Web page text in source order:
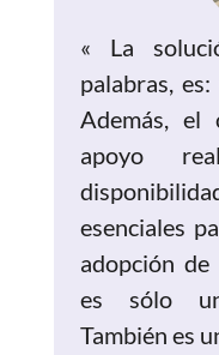
« La
palabras,
Además, el
apoyo
esenciales
adopción
es sólo
También es